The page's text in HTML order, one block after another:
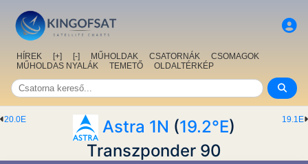
HÍREK [+] [-] MŰHOLDAK CSATORNÁK
CSOMAGOK
MŰHOLDAS NYALÁK
TEMETŐ OLDALTÉRKÉP
19.1E
20.0E Astra 1N (19.2°E)
Transzponder 90